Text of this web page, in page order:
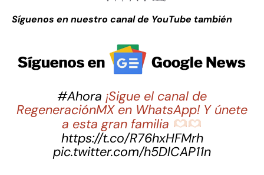
Síguenos en nuestro canal de YouTube también
#Ahora ¡Sigue el canal de
RegeneraciónMX en WhatsApp! Y únete
a esta gran familia
https://t.co/R76hxHFMrh
pic.twitter.com/h5DlCAP11n